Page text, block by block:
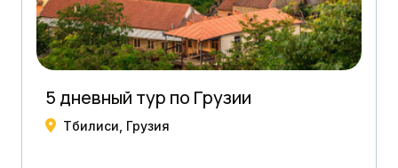
5 дневный тур по Грузии
Тбилиси, Грузия